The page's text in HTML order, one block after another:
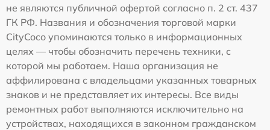
не являются публичной офертой согласно п. 2 ст. 437
ГК РФ. Названия и обозначения торговой марки
CityCoco упоминаются только в информационных
целях — чтобы обозначить перечень техники, с
которой мы работаем. Наша организация не
аффилирована с владельцами указанных товарных
знаков и не представляет их интересы. Все виды
ремонтных работ выполняются исключительно на
устройствах, находящихся в законном гражданском